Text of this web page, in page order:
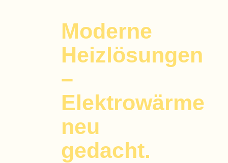
Moderne
Heizlösungen
–
Elektrowärme
neu
gedacht.